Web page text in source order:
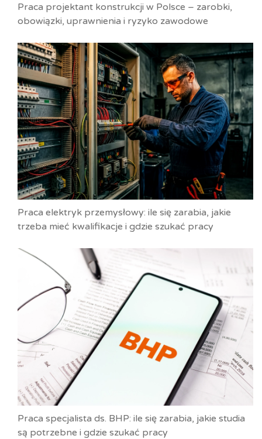
Praca projektant konstrukcji w Polsce – zarobki,
obowiązki, uprawnienia i ryzyko zawodowe
Praca elektryk przemysłowy: ile się zarabia, jakie
trzeba mieć kwalifikacje i gdzie szukać pracy
Praca specjalista ds. BHP: ile się zarabia, jakie studia
są potrzebne i gdzie szukać pracy